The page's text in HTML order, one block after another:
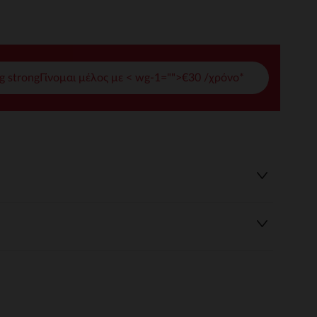
και να διαχειρίζεστε τις ρυθμίσεις απορρήτου,
strongΓίνομαι μέλος με < wg-1="">€30 /χρόνο*